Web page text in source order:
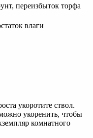
переизбыток торфа
влаги
укоротите ствол.
укоренить, чтобы
комнатного